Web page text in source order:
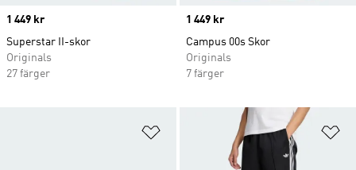
Price
1 449 kr
Superstar II-skor
Originals
27 färger
Price
1 449 kr
Campus 00s Skor
Originals
7 färger
Lägg till på önskelistan